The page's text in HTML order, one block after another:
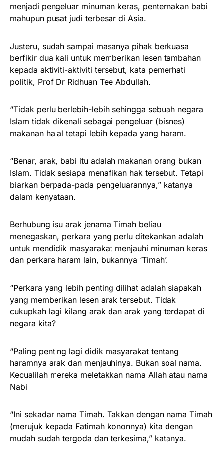
menjadi pengeluar minuman keras, penternakan babi
mahupun pusat judi terbesar di Asia.
Justeru, sudah sampai masanya pihak berkuasa
berfikir dua kali untuk memberikan lesen tambahan
kepada aktiviti-aktiviti tersebut, kata pemerhati
politik, Prof Dr Ridhuan Tee Abdullah.
“Tidak perlu berlebih-lebih sehingga sebuah negara
Islam tidak dikenali sebagai pengeluar (bisnes)
makanan halal tetapi lebih kepada yang haram.
“Benar, arak, babi itu adalah makanan orang bukan
Islam. Tidak sesiapa menafikan hak tersebut. Tetapi
biarkan berpada-pada pengeluarannya,” katanya
dalam kenyataan.
Berhubung isu arak jenama Timah beliau
menegaskan, perkara yang perlu ditekankan adalah
untuk mendidik masyarakat menjauhi minuman keras
dan perkara haram lain, bukannya ‘Timah’.
“Perkara yang lebih penting dilihat adalah siapakah
yang memberikan lesen arak tersebut. Tidak
cukupkah lagi kilang arak dan arak yang terdapat di
negara kita?
“Paling penting lagi didik masyarakat tentang
haramnya arak dan menjauhinya. Bukan soal nama.
Kecualilah mereka meletakkan nama Allah atau nama
Nabi
“Ini sekadar nama Timah. Takkan dengan nama Timah
(merujuk kepada Fatimah kononnya) kita dengan
mudah sudah tergoda dan terkesima,” katanya.